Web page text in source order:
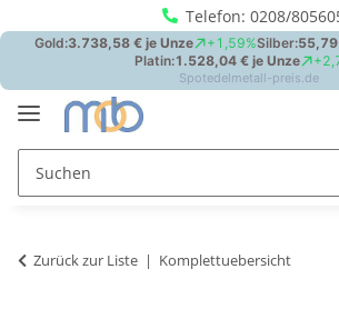
Telefon: 0208/
Zurück zur Liste Komplettuebersicht